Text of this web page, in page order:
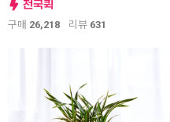
구매 26,218 리뷰 631